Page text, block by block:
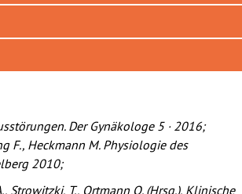
Der Gynäkologe 5 · 2016;
F., Heckmann M. Physiologie des
2010;
Strowitzki, T., Ortmann O. (Hrsg.), Klinische